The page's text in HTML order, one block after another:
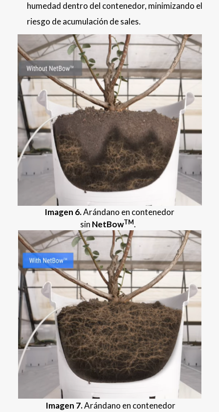
humedad dentro del contenedor, minimizando el
riesgo de acumulación de sales.
Imagen 6.Arándano en contenedor
sin NetBowTM.
Imagen 7.Arándano en contenedor